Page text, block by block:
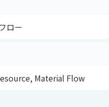
ロー
Material Flow